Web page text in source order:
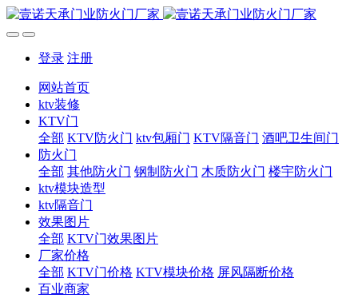
登录 注册
网站首页
ktv装修
KTV门
全部 KTV防火门 ktv包厢门 KTV隔音门 酒吧卫生间门
防火门
全部 其他防火门 钢制防火门 木质防火门 楼宇防火门
ktv模块造型
ktv隔音门
效果图片
全部 KTV门效果图片
厂家价格
全部 KTV门价格 KTV模块价格 屏风隔断价格
百业商家